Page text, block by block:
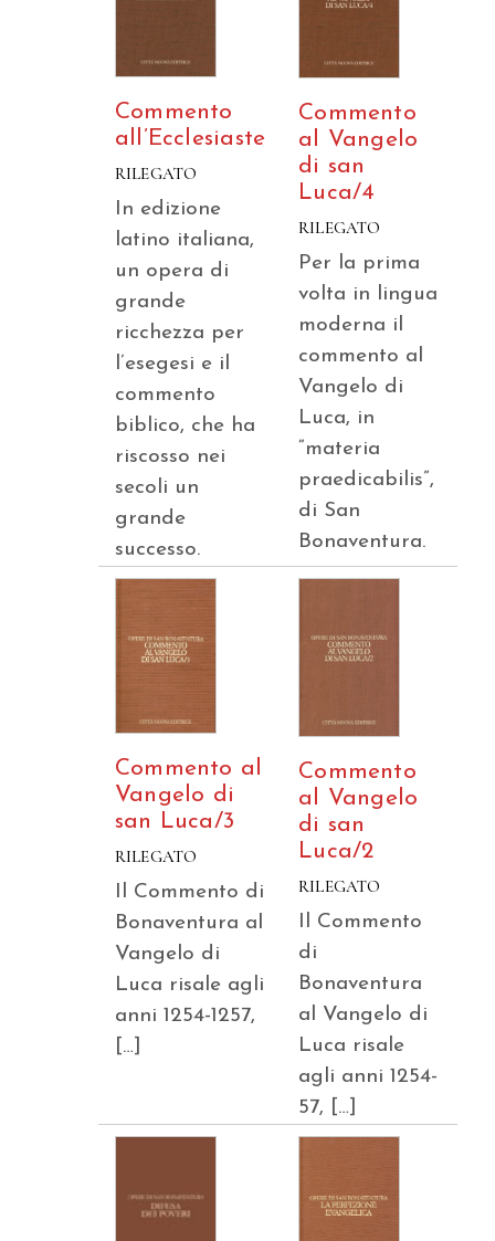
Commento
all’Ecclesiaste
RILEGATO
In edizione
latino italiana,
un opera di
grande
ricchezza per
l’esegesi e il
commento
biblico, che ha
riscosso nei
secoli un
grande
successo.
Commento
al Vangelo
di san
Luca/4
RILEGATO
Per la prima
volta in lingua
moderna il
commento al
Vangelo di
Luca, in
“materia
praedicabilis”,
di San
Bonaventura.
Commento al
Vangelo di
san Luca/3
RILEGATO
Il Commento di
Bonaventura al
Vangelo di
Luca risale agli
anni 1254-1257,
[…]
Commento
al Vangelo
di san
Luca/2
RILEGATO
Il Commento
di
Bonaventura
al Vangelo di
Luca risale
agli anni 1254-
57, […]